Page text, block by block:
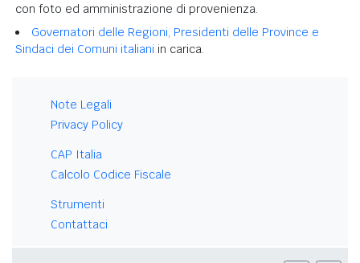
con foto ed amministrazione di provenienza.
Governatori delle Regioni, Presidenti delle Province e
Sindaci dei Comuni italiani in carica.
Note Legali
Privacy Policy
CAP Italia
Calcolo Codice Fiscale
Strumenti
Contattaci